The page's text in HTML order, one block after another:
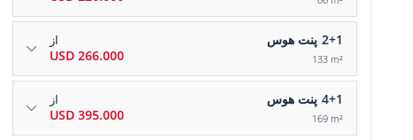
2+1 پنت هوس
133 m²
از
266.000 USD
4+1 پنت هوس
169 m²
از
395.000 USD